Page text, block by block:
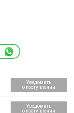
Уведомить
о поступлении
Уведомить
о поступлении